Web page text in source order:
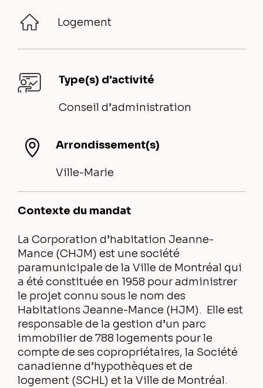
Logement
Type(s) d'activité
Conseil d’administration
Arrondissement(s)
Ville-Marie
Contexte du mandat
La Corporation d’habitation Jeanne-
Mance (CHJM) est une société
paramunicipale de la Ville de Montréal qui
a été constituée en 1958 pour administrer
le projet connu sous le nom des
Habitations Jeanne-Mance (HJM). Elle est
responsable de la gestion d’un parc
immobilier de 788 logements pour le
compte de ses copropriétaires, la Société
canadienne d’hypothèques et de
logement (SCHL) et la Ville de Montréal.